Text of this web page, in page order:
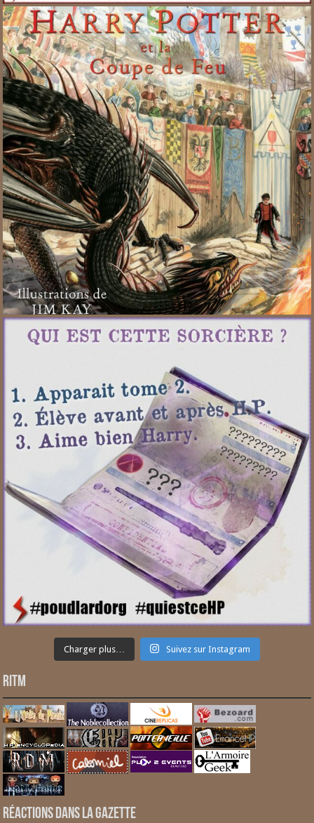
Charger plus… Suivez sur Instagram
RITM
Réactions dans la gazette